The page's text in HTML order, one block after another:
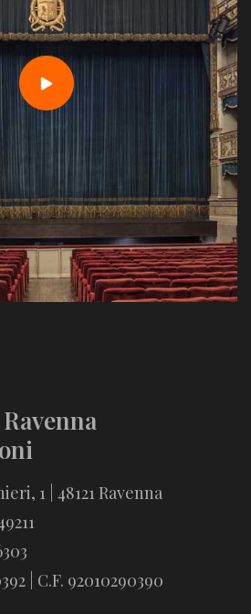
1 | 48121 Ravenna
| C.F. 92010290390